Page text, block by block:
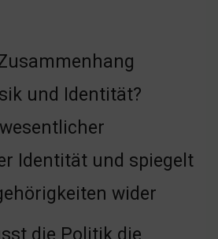
und Identität?
Identität und spiegelt
wider
die Politik die